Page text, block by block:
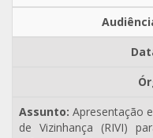
Apresentação
de Vizinhança (RIVI)